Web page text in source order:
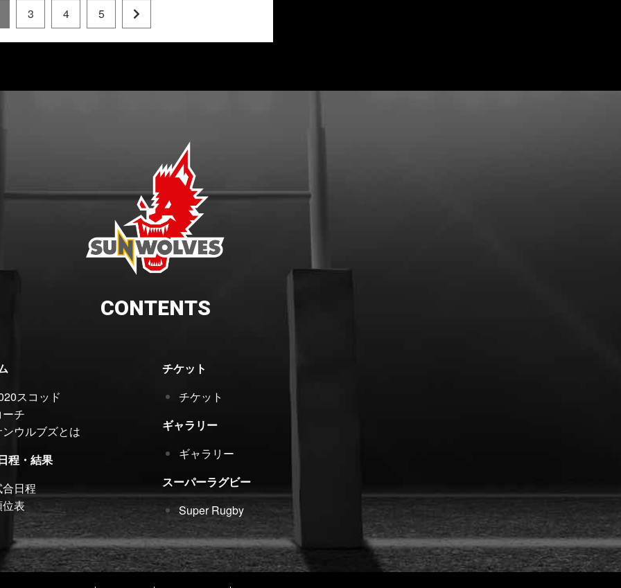
3 4 5
CONTENTS
スコッド
チ
ウルブズとは
程・結果
日程
表
チケット
チケット
ギャラリー
ギャラリー
スーパーラグビー
Super Rugby